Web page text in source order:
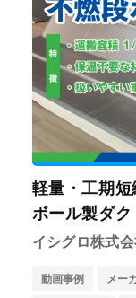
軽量・工期
ボール製ダ
イシグロ株式
動画事例 メー